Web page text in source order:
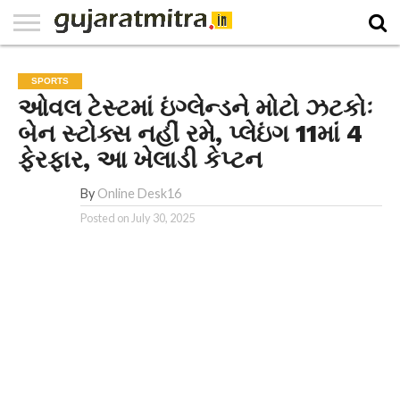
PAPER
NATIONAL
WORLD
BUSINESS
SPORTS
GUJARAT
OPINION
MORE
SPORTS
ઓવલ ટેસ્ટમાં ઇંગ્લેન્ડને મોટો ઝટકોઃ
બેન સ્ટોક્સ નહીં રમે, પ્લેઇંગ 11માં 4
ફેરફાર, આ ખેલાડી કેપ્ટન
By Online Desk16
Posted on July 30, 2025